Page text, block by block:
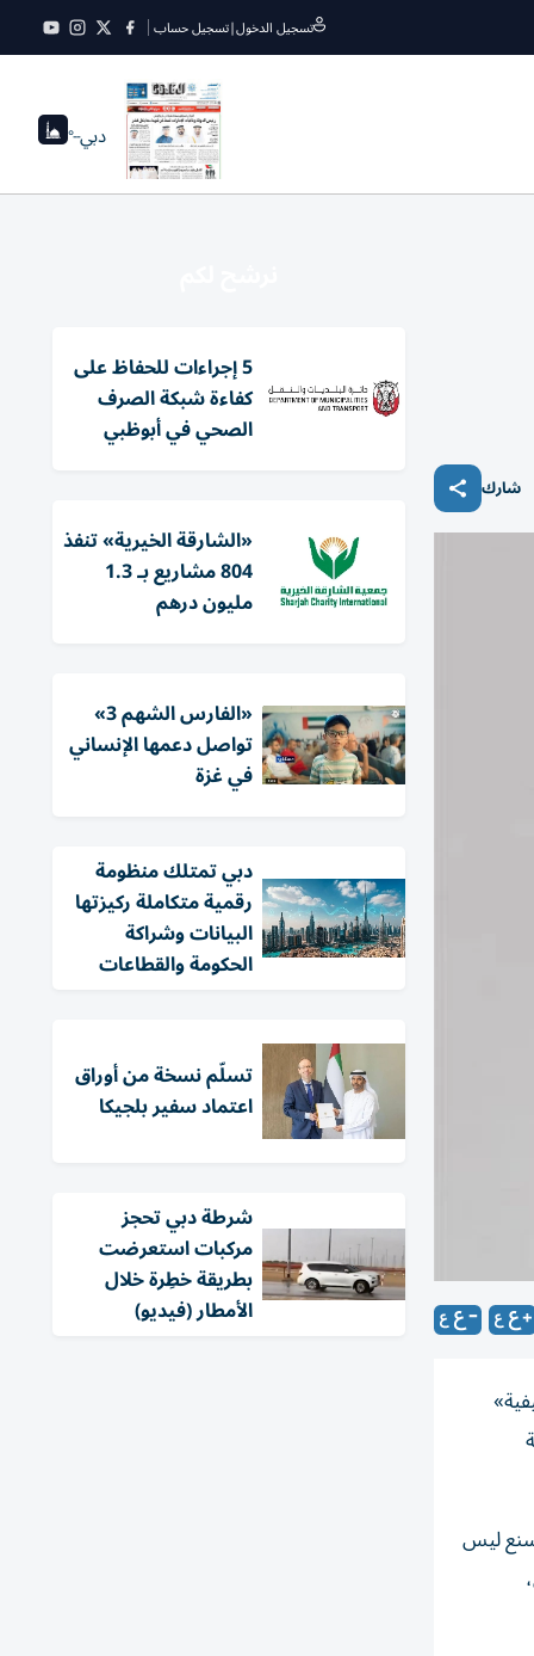
تسجيل الدخول|تسجيل حساب
دبي--°
شارك
ليس
5 إجراءات للحفاظ على
كفاءة شبكة الصرف
الصحي في أبوظبي
«الشارقة الخيرية» تنفذ
804 مشاريع بـ 1.3
مليون درهم
«الفارس الشهم 3»
تواصل دعمها الإنساني
في غزة
دبي تمتلك منظومة
رقمية متكاملة ركيزتها
البيانات وشراكة
الحكومة والقطاعات
تسلّم نسخة من أوراق
اعتماد سفير بلجيكا
شرطة دبي تحجز
مركبات استعرضت
بطريقة خطِرة خلال
الأمطار (فيديو)